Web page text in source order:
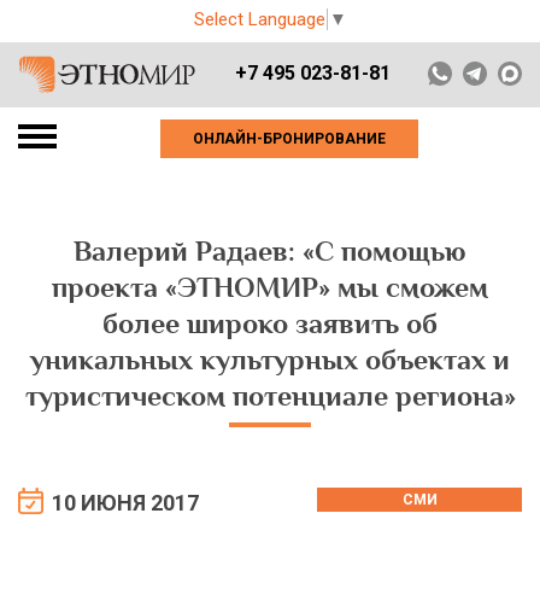
Select Language ▼
+7 495 023-81-81
ОНЛАЙН-БРОНИРОВАНИЕ
Валерий Радаев: «С помощью
проекта «ЭТНОМИР» мы сможем
более широко заявить об
уникальных культурных объектах и
туристическом потенциале региона»
10 ИЮНЯ 2017 СМИ